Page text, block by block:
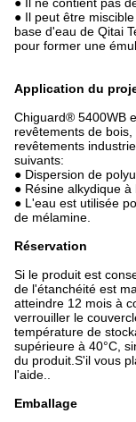
● Il peut être
base d'eau de Qitai
pour former une
Application du
Chiguard® 5400WB
revêtements de
revêtements
suivants:
● Dispersion de
● Résine alkydique à
● L'eau est utilisée
de mélamine.
Réservation
Si le produit est
de l'étanchéité est
atteindre 12 mois à
verrouiller le
température de
supérieure à 40°C,
du produit.S'il vous
l'aide..
Emballage